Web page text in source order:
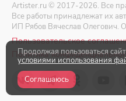
Artister.ru © 2017-2026. Все
Все работы принадлежат их
ИП Рябов Вячеслав
Пользовательское
Политика
Продолжая пользоваться
условиями использования
Соглашаюсь